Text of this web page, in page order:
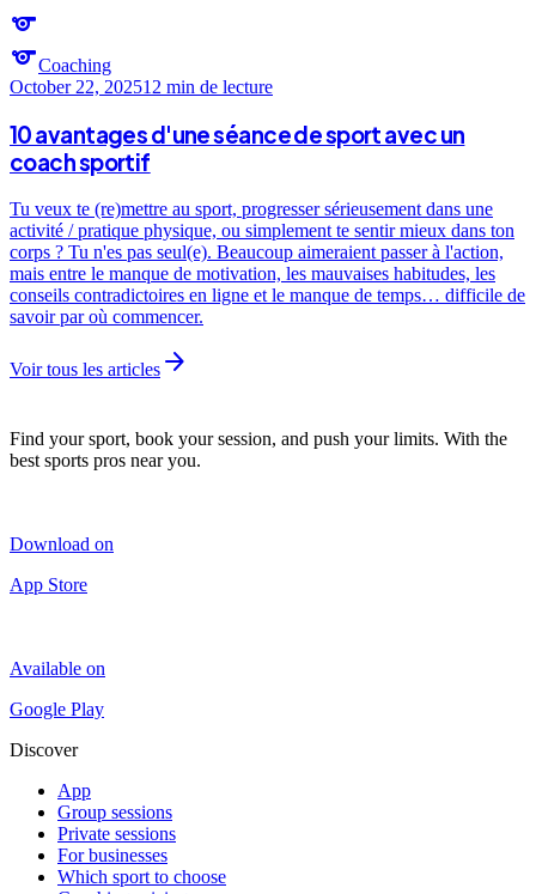
sports
sportsCoaching
October 22, 202512 min de lecture
10 avantages d'une séance de sport avec un
coach sportif
Tu veux te (re)mettre au sport, progresser sérieusement dans une
activité / pratique physique, ou simplement te sentir mieux dans ton
corps ? Tu n'es pas seul(e). Beaucoup aimeraient passer à l'action,
mais entre le manque de motivation, les mauvaises habitudes, les
conseils contradictoires en ligne et le manque de temps… difficile de
savoir par où commencer.
Voir tous les articles arrow_forward
Find your sport, book your session, and push your limits. With the
best sports pros near you.
Download on
App Store
Available on
Google Play
Discover
App
Group sessions
Private sessions
For businesses
Which sport to choose